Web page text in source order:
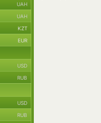
UAH
UAH
KZT
EUR
USD
RUB
USD
RUB